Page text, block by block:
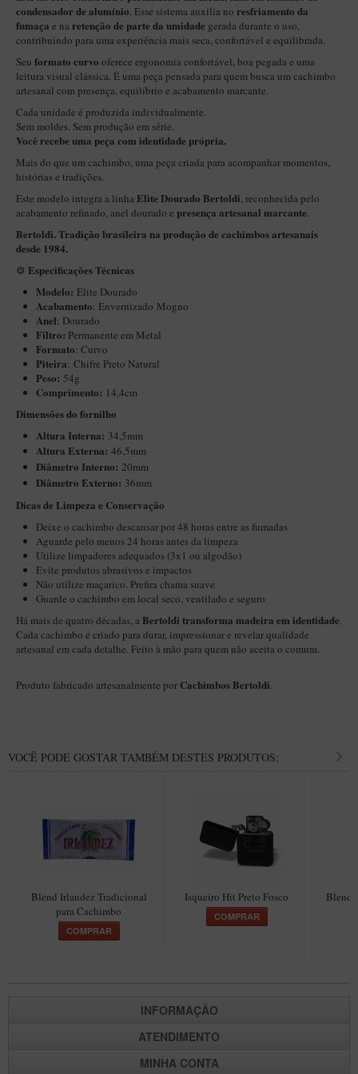
New Rose Polido
Petrus
Piccolo
Premium
Sextavado
Zuccardi
Callia
Hobby
Speciale
BB Liso e Rústico
Elite Longo
Barolo
CACHIMBOS ARTESANAIS DE BRIAR ITALIANO
Maestro – Briar Italiano
Churchwarden – Briar Italiano
Maestro Compacto – Briar Italiano
MONTE SEU KIT/INICIANTES
Blends Para Cachimbo
Cachimbos
Limpadores para Cachimbo
Suportes
Filtros
Isqueiros
condensador de alumínio. Esse sistema auxilia no resfriamento da
fumaça e na retenção de parte da umidade gerada durante o uso,
contribuindo para uma experiência mais seca, confortável e equilibrada.
Seu formato curvo oferece ergonomia confortável, boa pegada e uma
leitura visual clássica. É uma peça pensada para quem busca um cachimbo
artesanal com presença, equilíbrio e acabamento marcante.
Cada unidade é produzida individualmente.
Sem moldes. Sem produção em série.
Você recebe uma peça com identidade própria.
Mais do que um cachimbo, uma peça criada para acompanhar momentos,
histórias e tradições.
Este modelo integra a linha Elite Dourado Bertoldi, reconhecida pelo
acabamento refinado, anel dourado e presença artesanal marcante.
Bertoldi. Tradição brasileira na produção de cachimbos artesanais
desde 1984.
⚙️ Especificações Técnicas
Modelo: Elite Dourado
Acabamento: Envernizado Mogno
Anel: Dourado
Filtro: Permanente em Metal
Formato: Curvo
Piteira: Chifre Preto Natural
Peso: 54g
Comprimento: 14,4cm
Dimensões do fornilho
Altura Interna: 34,5mm
Altura Externa: 46,5mm
Diâmetro Interno: 20mm
Diâmetro Externo: 36mm
​​Dicas de Limpeza e Conservação
Deixe o cachimbo descansar por 48 horas entre as fumadas
Aguarde pelo menos 24 horas antes da limpeza
Utilize limpadores adequados (3x1 ou algodão)
Evite produtos abrasivos e impactos
Não utilize maçarico. Prefira chama suave
Guarde o cachimbo em local seco, ventilado e seguro
Há mais de quatro décadas, a Bertoldi transforma madeira em identidade.
Cada cachimbo é criado para durar, impressionar e revelar qualidade
artesanal em cada detalhe. Feito à mão para quem não aceita o comum.
Produto fabricado artesanalmente por Cachimbos Bertoldi.
VOCÊ PODE GOSTAR TAMBÉM DESTES PRODUTOS:
Blend Irlandez Tradicional
para Cachimbo
COMPRAR
Isqueiro Hit Preto Fosco
COMPRAR
Blend
INFORMAÇÃO
ATENDIMENTO
MINHA CONTA